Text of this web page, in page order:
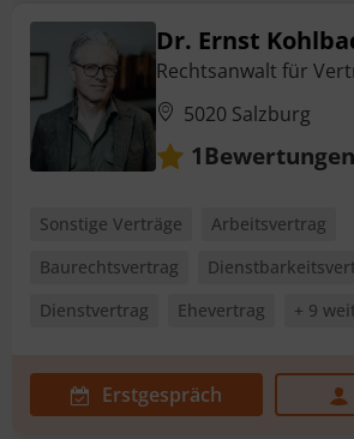
Dr. Ernst
Rechtsanwalt für
5020 Salzburg
1Bewertungen
Sonstige Verträge
Arbeitsvertrag
Baurechtsvertrag
Dienstvertrag
Ehevertrag + 9
Erstgespräch